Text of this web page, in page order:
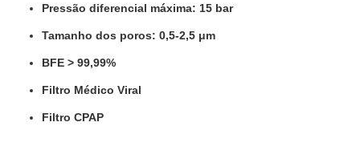
Pressão diferencial máxima: 15 bar
Tamanho dos poros: 0,5-2,5 μm
BFE > 99,99%
Filtro Médico Viral
Filtro CPAP